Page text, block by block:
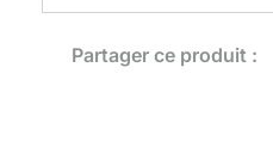
Partager ce produit :